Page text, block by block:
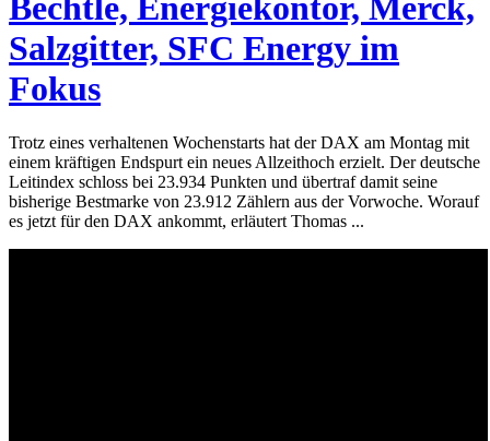
Bechtle, Energiekontor, Merck,
Salzgitter, SFC Energy im
Fokus
Trotz eines verhaltenen Wochenstarts hat der DAX am Montag mit
einem kräftigen Endspurt ein neues Allzeithoch erzielt. Der deutsche
Leitindex schloss bei 23.934 Punkten und übertraf damit seine
bisherige Bestmarke von 23.912 Zählern aus der Vorwoche. Worauf
es jetzt für den DAX ankommt, erläutert Thomas ...